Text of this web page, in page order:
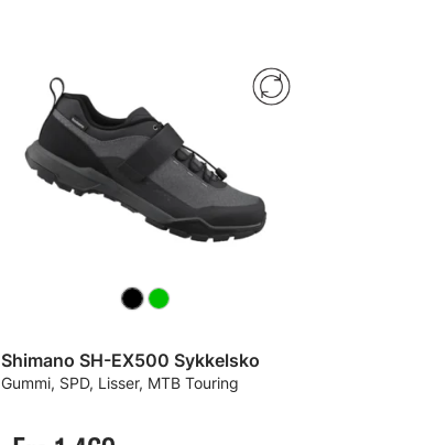
Shimano SH-EX500 Sykkelsko
Gummi, SPD, Lisser, MTB Touring